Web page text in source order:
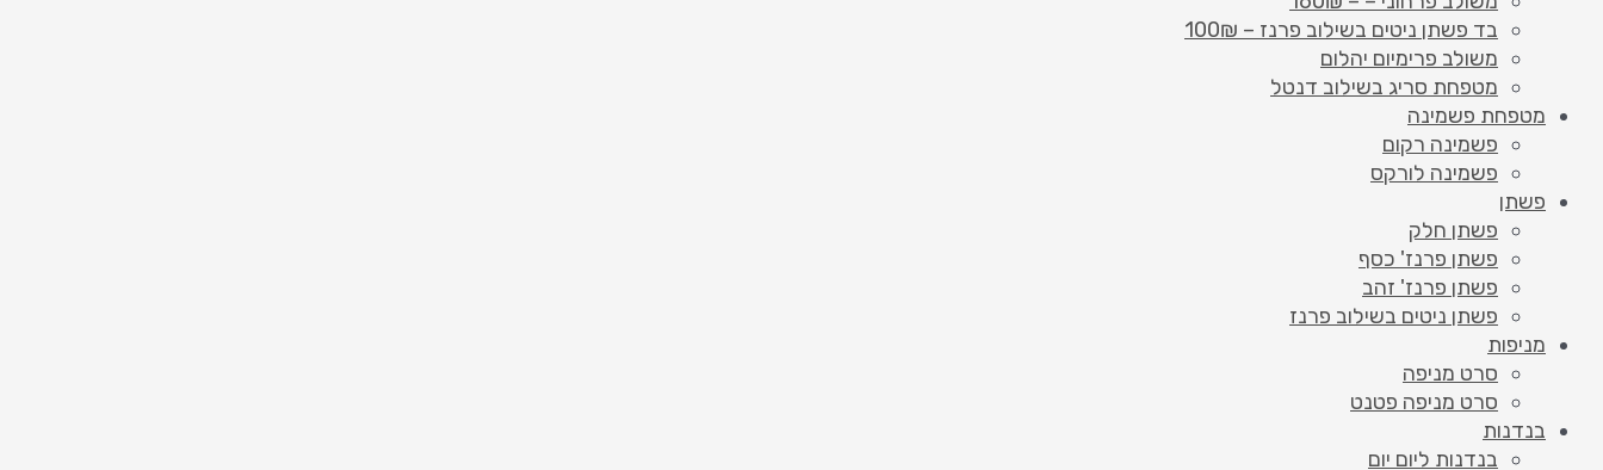
בד פשתן ניטים בשילוב פרנז – 100₪
משולב פרימיום יהלום
מטפחת סריג בשילוב דנטל
מטפחת פשמינה
פשמינה רקום
פשמינה לורקס
פשתן
פשתן חלק
פשתן פרנז' כסף
פשתן פרנז' זהב
פשתן ניטים בשילוב פרנז
מניפות
סרט מניפה
סרט מניפה פטנט
בנדנות
בנדנות ליום יום